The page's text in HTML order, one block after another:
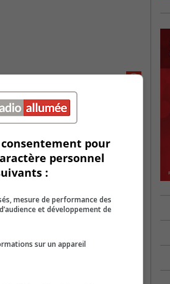
consentement pour
personnel
:
mesure de performance des
et développement de
sur un appareil